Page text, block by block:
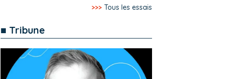
>>> Tous les essais
■ Tribune